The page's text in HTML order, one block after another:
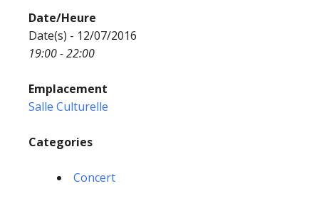
Date/Heure
Date(s) - 12/07/2016
19:00 - 22:00
Emplacement
Salle Culturelle
Categories
Concert